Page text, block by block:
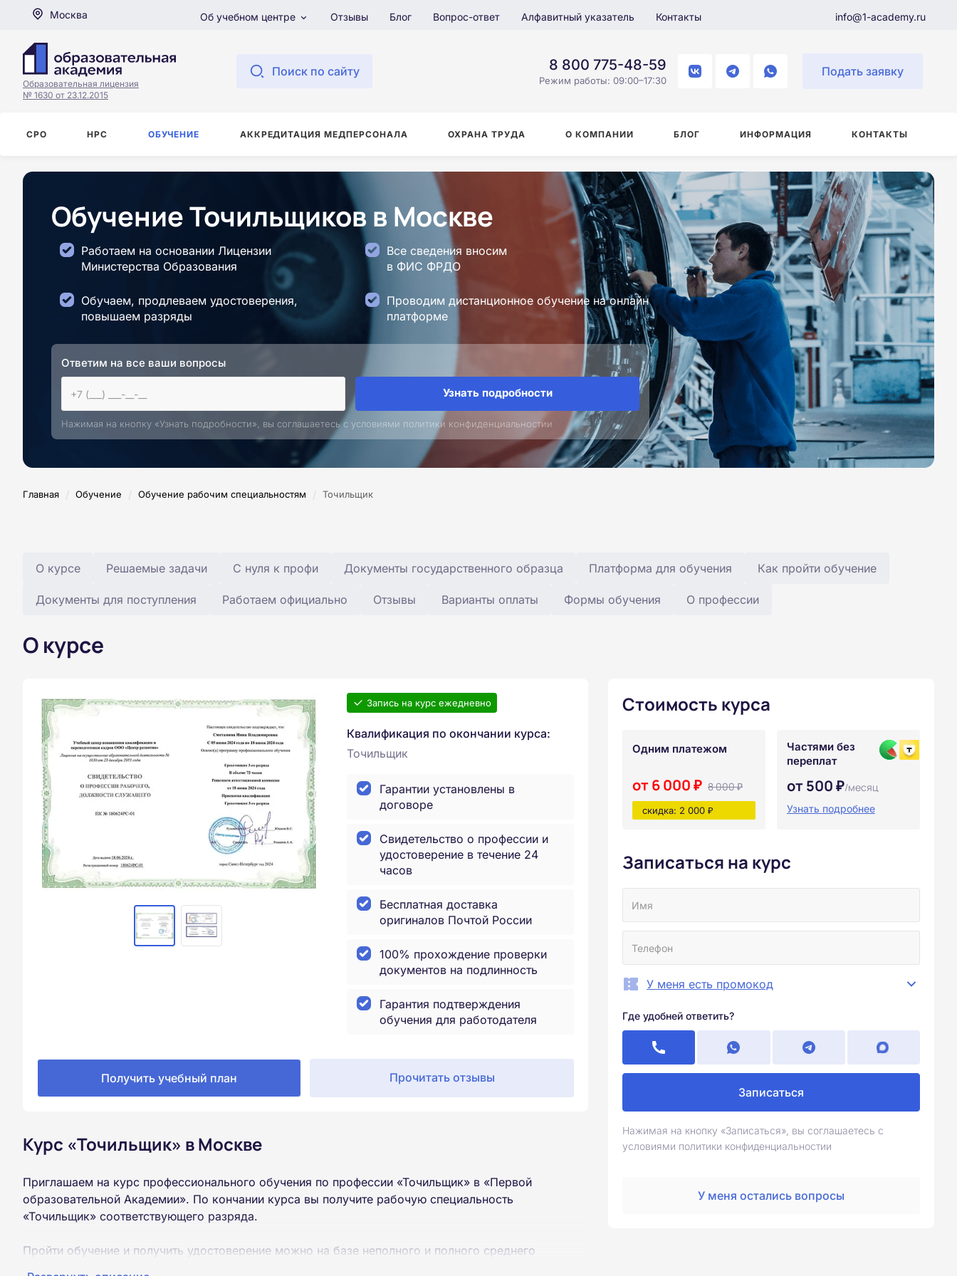
Москва Об учебном центре Отзывы Блог Вопрос-ответ Алфавитный указатель Контакты info@1-academy.ru
Образовательная лицензия
№ 1630 от 23.12.2015
Поиск по сайту 8 800 775-48-59
Режим работы: 09:00–17:30
Подать заявку
СРО НРС ОБУЧЕНИЕ АККРЕДИТАЦИЯ МЕДПЕРСОНАЛА ОХРАНА ТРУДА О КОМПАНИИ БЛОГ ИНФОРМАЦИЯ КОНТАКТЫ
Обучение Точильщиков в Москве
Работаем на основании Лицензии
Министерства Образования
Все сведения вносим
в ФИС ФРДО
Обучаем, продлеваем удостоверения,
повышаем разряды
Проводим дистанционное обучение на онлайн
платформе
Ответим на все ваши вопросы
Узнать подробности
Нажимая на кнопку «Узнать подробности», вы соглашаетесь с условиями политики конфиденциальностии
Главная / Обучение / Обучение рабочим специальностям / Точильщик
О курсе Решаемые задачи С нуля к профи Документы государственного образца Платформа для обучения Как пройти обучение
Документы для поступления Работаем официально Отзывы Варианты оплаты Формы обучения О профессии
О курсе
Запись на курс ежедневно
Квалификация по окончании курса:
Точильщик
Гарантии установлены в
договоре
Свидетельство о профессии и
удостоверение в течение 24
часов
Бесплатная доставка
оригиналов Почтой России
100% прохождение проверки
документов на подлинность
Гарантия подтверждения
обучения для работодателя
Получить учебный план Прочитать отзывы
Курс «Точильщик» в Москве
Приглашаем на курс профессионального обучения по профессии «Точильщик» в «Первой
образовательной Академии». По кончании курса вы получите рабочую специальность
«Точильщик» соответствующего разряда.
Пройти обучение и получить удостоверение можно на базе неполного и полного среднего
Стоимость курса
Одним платежом
от 6 000 ₽ 8 000 ₽
скидка: 2 000 ₽
Частями без
переплат
от 500 ₽/месяц
Узнать подробнее
Записаться на курс
У меня есть промокод
Где удобней ответить?
Записаться
Нажимая на кнопку «Записаться», вы соглашаетесь с
условиями политики конфиденциальностии
У меня остались вопросы